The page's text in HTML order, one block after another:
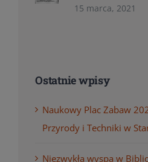
15 marca, 2021
Ostatnie wpisy
Naukowy Plac Zabaw
Przyrody i Techniki w
Niezwykła wyspa w